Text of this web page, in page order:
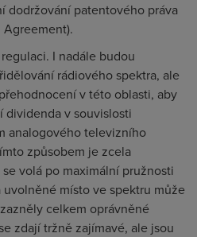
dodržování patentového práva
I nadále budou
rádiového spektra, ale
v této oblasti, aby
dividendav souvislosti
analogového televizního
způsobem je zcela
volá po maximální pružnosti
místo ve spektru může
celkem oprávněné
zdají tržně zajímavé, ale jsou